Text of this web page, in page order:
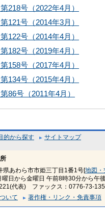
218号（2022年4月）
121号（2014年3月）
122号（2014年4月）
182号（2019年4月）
158号（2017年4月）
134号（2015年4月）
86号（2011年4月）
的から探す
サイトマップ
あわら市市姫三丁目1番1号[地図・
日から金曜日 午前8時30分から午
代表) ファックス：0776-73-
いて
著作権・リンク・免責事項